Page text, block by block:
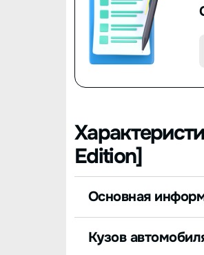
Edition]
Основная
Кузов